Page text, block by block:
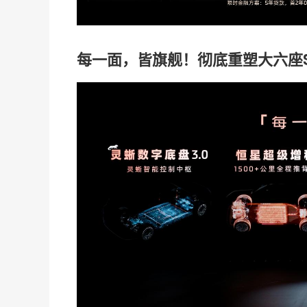
每一面，皆旗舰！彻底重塑大六